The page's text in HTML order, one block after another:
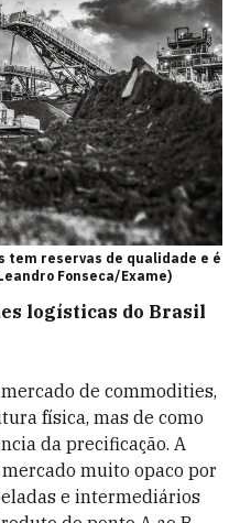
tem reservas de qualidade e é
Fonseca/Exame)
logísticas do Brasil
de commodities,
física, mas de como
da precificação. A
muito opaco por
e intermediários